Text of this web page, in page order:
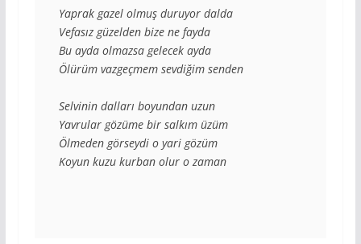
Yaprak gazel olmuş duruyor dalda
Vefasız güzelden bize ne fayda
Bu ayda olmazsa gelecek ayda
Ölürüm vazgeçmem sevdiğim senden
Selvinin dalları boyundan uzun
Yavrular gözüme bir salkım üzüm
Ölmeden görseydi o yari gözüm
Koyun kuzu kurban olur o zaman